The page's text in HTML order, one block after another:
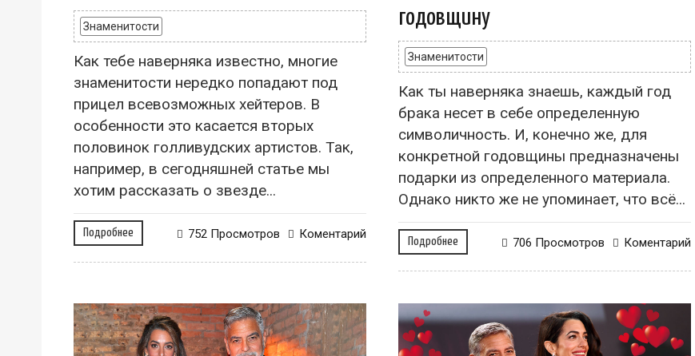
Знаменитости
Как тебе наверняка известно, многие
знаменитости нередко попадают под
прицел всевозможных хейтеров. В
особенности это касается вторых
половинок голливудских артистов. Так,
например, в сегодняшней статье мы
хотим рассказать о звезде...
Подробнее Коментарий
752 Просмотров
годовщину
Знаменитости
Как ты наверняка знаешь, каждый год
брака несет в себе определенную
символичность. И, конечно же, для
конкретной годовщины предназначены
подарки из определенного материала.
Однако никто же не упоминает, что всё...
Подробнее Коментарий
706 Просмотров